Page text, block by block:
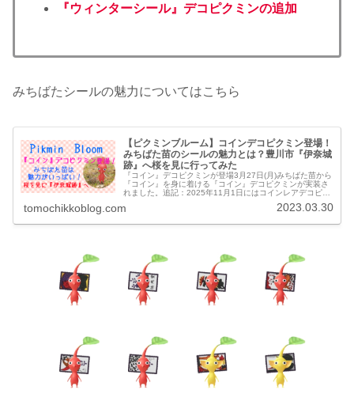
『ウィンターシール』デコピクミンの追加
みちばたシールの魅力についてはこちら
【ピクミンブルーム】コインデコピクミン登場！
みちばた苗のシールの魅力とは？豊川市『伊奈城
跡』へ桜を見に行ってみた
『コイン』デコピクミンが登場3月27日(月)みちばた苗から
『コイン』を身に着ける『コイン』デコピクミンが実装さ
れました。追記：2025年11月1日にはコインレアデコピク
ちばた』苗からうまれ...
tomochikkoblog.com 2023.03.30